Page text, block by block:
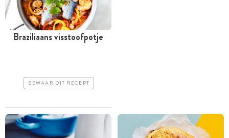
Braziliaans visstoofpotje
BEWAAR DIT RECEPT